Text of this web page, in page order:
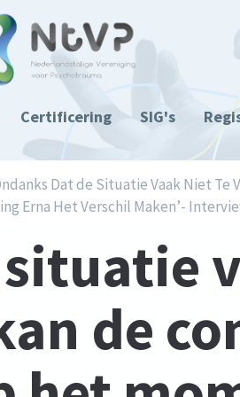
Certificering SIG's
Dat de Situatie Vaak Niet
Erna Het Verschil Maken’-
de